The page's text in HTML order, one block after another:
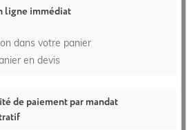
ligne immédiat
dans votre panier
en devis
de paiement par mandat